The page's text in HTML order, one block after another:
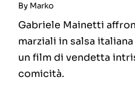
By Marko
Gabriele Mainetti
marziali in salsa
un film di vendetta
comicità.